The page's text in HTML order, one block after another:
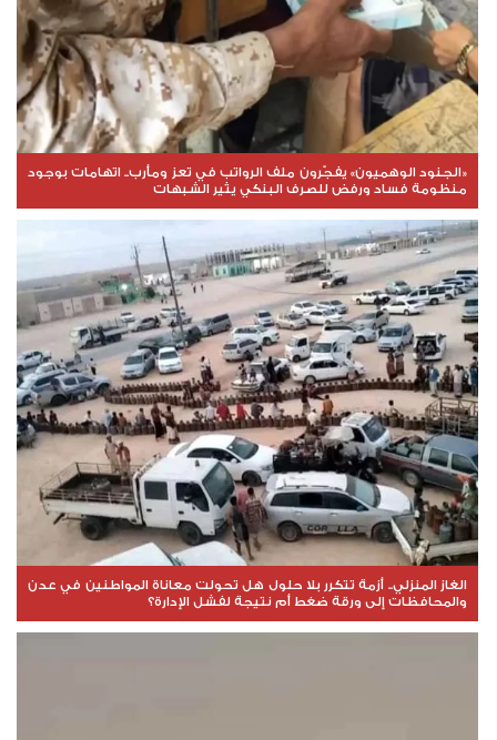
«الجنود الوهميون» يفجّرون ملف الرواتب في تعز ومأرب.. اتهامات بوجود
منظومة فساد ورفض للصرف البنكي يثير الشبهات
الغاز المنزلي.. أزمة تتكرر بلا حلول هل تحولت معاناة المواطنين في عدن
والمحافظات إلى ورقة ضغط أم نتيجة لفشل الإدارة؟